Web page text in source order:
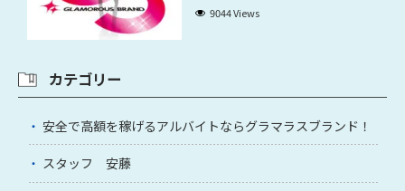
9044 Views
カテゴリー
安全で高額を稼げるアルバイトならグラマラスブランド！
スタッフ 安藤